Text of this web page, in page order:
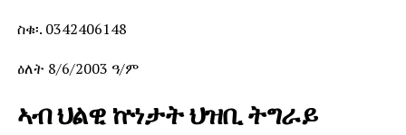
ስቁ፡. 0342406148
ዕለት 8/6/2003 ዓ/ም
ኣብ ህልዊ ኵነታት ህዝቢ ትግራይ